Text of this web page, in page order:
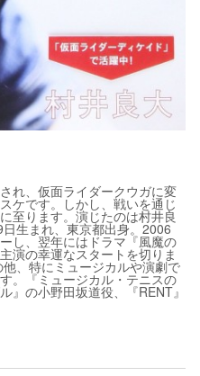
れ、仮面ライダークウガに変
ケです。しかし、戦いを通じ
至ります。演じたのは村井良
生まれ、東京都出身。2006
し、翌年にはドラマ『風魔の
演の幸運なスタートを切りま
、特にミュージカルや演劇で
。『ミュージカル・テニスの
』の小野田坂道役、『RENT』